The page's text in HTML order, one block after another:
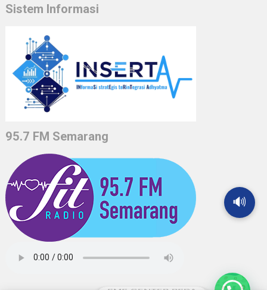
Sistem Informasi
95.7 FM Semarang
🔊